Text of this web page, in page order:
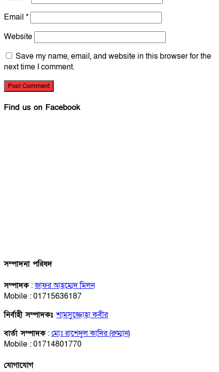
Email *
Website
Save my name, email, and website in this browser for the
next time I comment.
Find us on Facebook
সম্পাদনা পরিষদ
সম্পাদক:জাফর আহম্মেদ মিলন
Mobile : 01715636187
নির্বাহী সম্পাদকঃশামসুজ্জোহা কবীর
বার্তা সম্পাদক:মোঃ রাশেদুল কাদির (রুম্মান)
Mobile : 01714801770
যোগাযোগ